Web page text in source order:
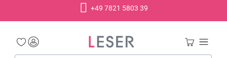
+49 7821 5803 39